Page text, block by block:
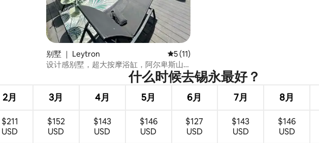
别墅 ｜ Leytron 平均评分 5 分（满分 5 分），共 11 条评价
5 (11)
设计感别墅，超大按摩浴缸，阿尔卑斯山
什么时候去锡永最好？
2月 3月 4月 5月 6月 7月 8月
$211
USD
$152
USD
$143
USD
$146
USD
$127
USD
$143
USD
$146
USD